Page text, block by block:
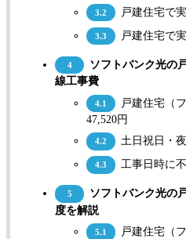
3.2 戸建住宅で
3.3 戸建住宅で
4
ソフトバンク光の
線工事費
4.1
戸建住宅（
47,520円
4.2 土日祝日・
4.3 工事日時に
5
ソフトバンク光の
度を解説
5.1
戸建住宅（